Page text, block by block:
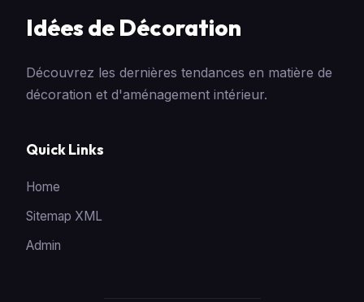
Idées de Décoration
Découvrez les dernières tendances en matière de
décoration et d'aménagement intérieur.
Quick Links
Home
Sitemap XML
Admin